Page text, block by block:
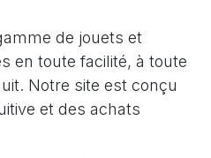
de jouets et
en toute facilité, à toute
Notre site est conçu
et des achats